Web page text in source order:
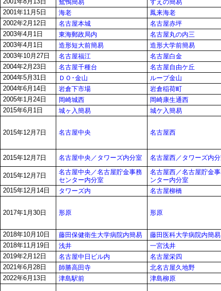
鴛鴨簡易
すえの簡易
2001年11月5日
海老
鳳来海老
2002年2月12日
名古屋本城
名古屋赤坪
2003年4月1日
東海郵政局内
名古屋丸の内三
2003年4月1日
造形短大前簡易
造形大学前簡易
2003年10月27日
名古屋福江
名古屋白金
2004年2月23日
名古屋千種台
名古屋自由ケ丘
2004年5月31日
ＤＯ･金山
ループ金山
2004年6月14日
岩倉下市場
岩倉稲荷町
2005年1月24日
岡崎城西
岡崎康生通西
2015年6月1日
城ヶ入簡易 城ケ入簡易
2015年12月7日 名古屋中央 名古屋西
2015年12月7日 名古屋中央／タワーズ内分室 名古屋西／タワーズ内
2015年12月7日
名古屋中央／名古屋貯金事務
センター内分室
名古屋西／名古屋貯金
ンター内分室
2015年12月14日
タワーズ内 名古屋柳橋
2017年1月30日 形原 形原
2018年10月10日 藤田保健衛生大学病院内簡易
藤田医科大学病院内簡易
2018年11月19日
浅井
一宮浅井
2019年2月12日
名古屋中日ビル内
名古屋栄四
2021年6月28日
師勝高田寺
北名古屋久地野
2022年6月13日
津島駅前 津島柳原